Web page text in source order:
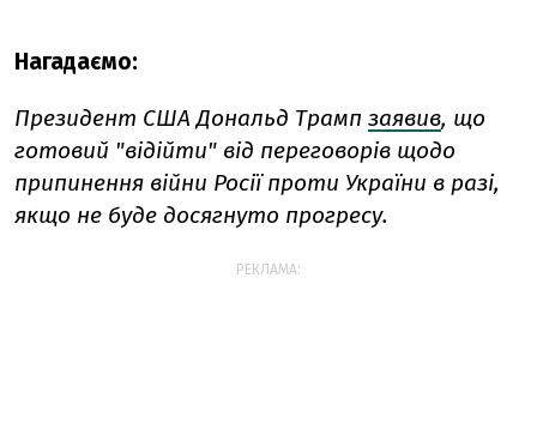
Нагадаємо:
Президент США Дональд Трамп заявив, що
готовий "відійти" від переговорів щодо
припинення війни Росії проти України в разі,
якщо не буде досягнуто прогресу.
РЕКЛАМА: